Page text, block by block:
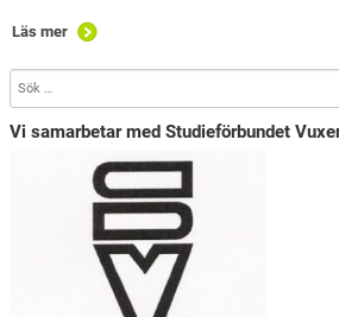
Läs mer
Vi samarbetar med Studieförbundet